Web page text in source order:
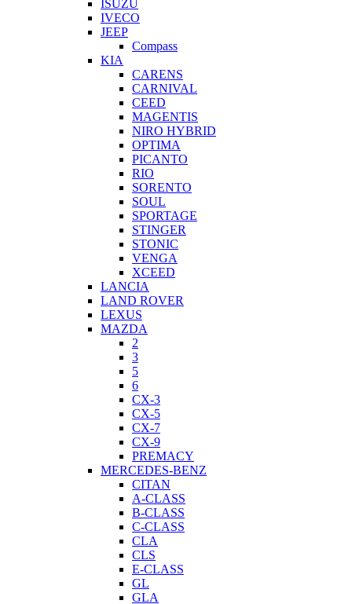
ISUZU
IVECO
JEEP
Compass
KIA
CARENS
CARNIVAL
CEED
MAGENTIS
NIRO HYBRID
OPTIMA
PICANTO
RIO
SORENTO
SOUL
SPORTAGE
STINGER
STONIC
VENGA
XCEED
LANCIA
LAND ROVER
LEXUS
MAZDA
2
3
5
6
CX-3
CX-5
CX-7
CX-9
PREMACY
MERCEDES-BENZ
CITAN
A-CLASS
B-CLASS
C-CLASS
CLA
CLS
E-CLASS
GL
GLA